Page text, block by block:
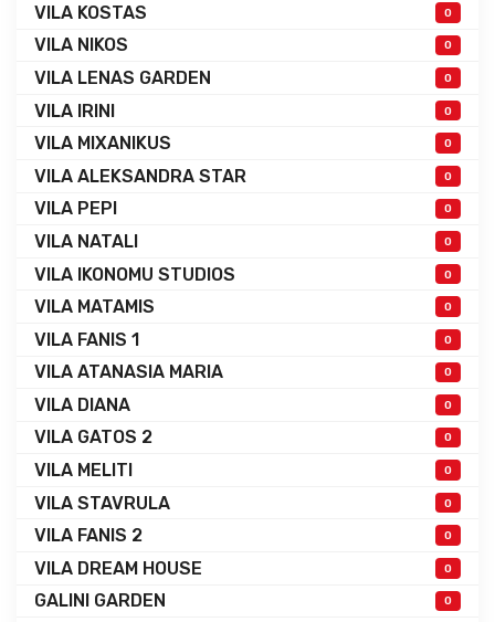
VILA KOSTAS 0
VILA NIKOS 0
VILA LENAS GARDEN 0
VILA IRINI 0
VILA MIXANIKUS 0
VILA ALEKSANDRA STAR 0
VILA PEPI 0
VILA NATALI 0
VILA IKONOMU STUDIOS 0
VILA MATAMIS 0
VILA FANIS 1 0
VILA ATANASIA MARIA 0
VILA DIANA 0
VILA GATOS 2 0
VILA MELITI 0
VILA STAVRULA 0
VILA FANIS 2 0
VILA DREAM HOUSE 0
GALINI GARDEN 0